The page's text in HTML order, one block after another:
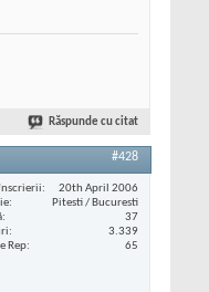
Răspunde cu citat
#428
20th April 2006
Pitesti / Bucuresti
37
3.339
Rep
65